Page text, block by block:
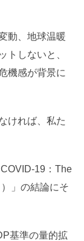
動、地球温暖
トしないと、
機感が背景に
ければ、私た
19：The
」の結論にそ
基準の量的拡